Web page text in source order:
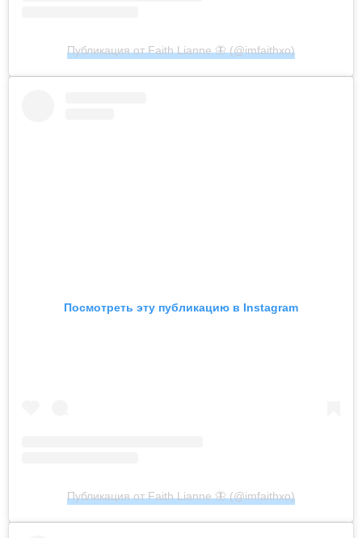
Публикация от Faith Lianne 🦋 (@imfaithxo)
Посмотреть эту публикацию в Instagram
Публикация от Faith Lianne 🦋 (@imfaithxo)